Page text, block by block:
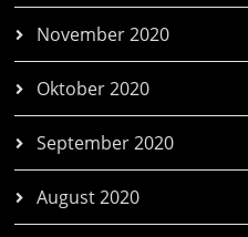
November 2020
Oktober 2020
September 2020
August 2020